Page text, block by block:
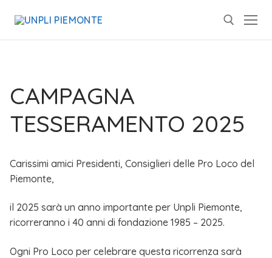
CAMPAGNA
TESSERAMENTO 2025
Carissimi amici Presidenti, Consiglieri delle Pro Loco del
Piemonte,
il 2025 sarà un anno importante per Unpli Piemonte,
ricorreranno i 40 anni di fondazione 1985 – 2025.
Ogni Pro Loco per celebrare questa ricorrenza sarà